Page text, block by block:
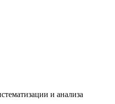
и анализа